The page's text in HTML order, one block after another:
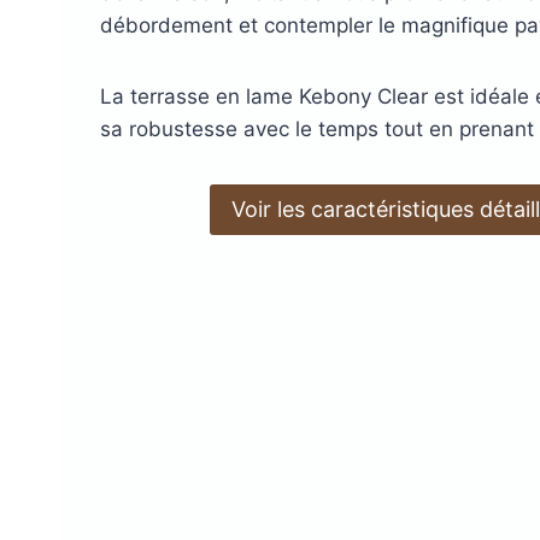
LAMES DE
LAMES DE
DryDeck : Lames de
étanches en
ALERTE ET
LAMBOURDES
EN ALUMINIUM
SPOTS
LAMES DE BARDAGE
débordement et contempler le magnifique
La terrasse en lame Kebony Clear est
sa robustesse avec le temps tout en
Voir les caractéristiques